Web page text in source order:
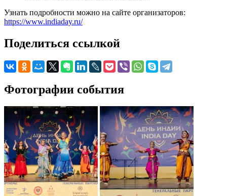
Узнать подробности можно на сайте организаторов:
https://www.indiaday.ru/
Поделиться ссылкой
Фотографии события